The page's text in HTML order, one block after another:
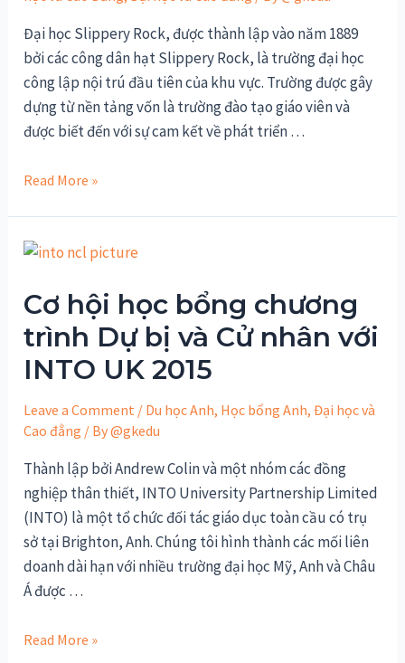
Đại học Slippery Rock, được thành lập vào năm 1889
bởi các công dân hạt Slippery Rock, là trường đại học
công lập nội trú đầu tiên của khu vực. Trường được gây
dựng từ nền tảng vốn là trường đào tạo giáo viên và
được biết đến với sự cam kết về phát triển …
Chương
nhân
Đại
học
Slippery
Rock
Read More »
Cơ hội học bổng chương
trình Dự bị và Cử nhân với
INTO UK 2015
Leave a Comment / Du học Anh, Học bổng Anh,Đại học và
Cao đẳng / By@gkedu
Thành lập bởi Andrew Colin và một nhóm các đồng
nghiệp thân thiết, INTO University Partnership Limited
(INTO) là một tổ chức đối tác giáo dục toàn cầu có trụ
sở tại Brighton, Anh. Chúng tôi hình thành các mối liên
doanh dài hạn với nhiều trường đại học Mỹ, Anh và Châu
Á được …
Cơ
Read More »